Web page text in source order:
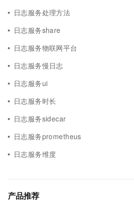
日志服务处理方法
日志服务share
日志服务物联网平台
日志服务慢日志
日志服务ui
日志服务时长
日志服务sidecar
日志服务prometheus
日志服务维度
产品推荐